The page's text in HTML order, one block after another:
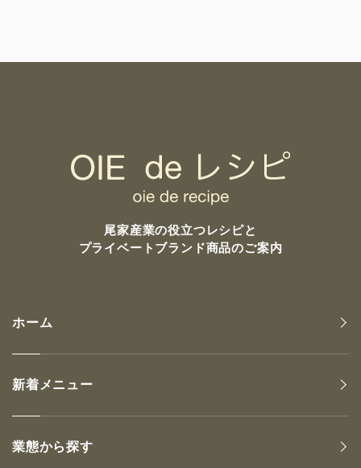
尾家産業の役立つレシピと
プライベートブランド商品のご案内
ホーム
新着メニュー
業態から探す